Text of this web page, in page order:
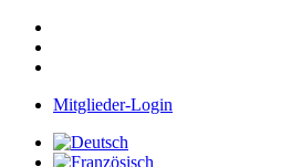
Mitglieder-Login